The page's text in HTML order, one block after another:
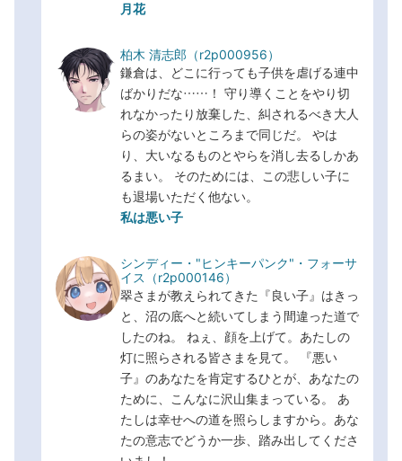
月花
柏木 清志郎（r2p000956）
鎌倉は、どこに行っても子供を虐げる連中
ばかりだな……！ 守り導くことをやり切
れなかったり放棄した、糾されるべき大人
らの姿がないところまで同じだ。 やは
り、大いなるものとやらを消し去るしかあ
るまい。 そのためには、この悲しい子に
も退場いただく他ない。
私は悪い子
シンディー・"ヒンキーパンク"・フォーサ
イス（r2p000146）
翠さまが教えられてきた『良い子』はきっ
と、沼の底へと続いてしまう間違った道で
したのね。 ねぇ、顔を上げて。あたしの
灯に照らされる皆さまを見て。 『悪い
子』のあなたを肯定するひとが、あなたの
ために、こんなに沢山集まっている。 あ
たしは幸せへの道を照らしますから。あな
たの意志でどうか一歩、踏み出してくださ